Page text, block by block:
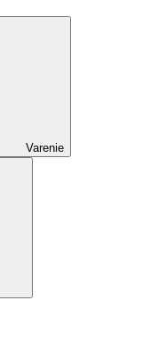
Varenie